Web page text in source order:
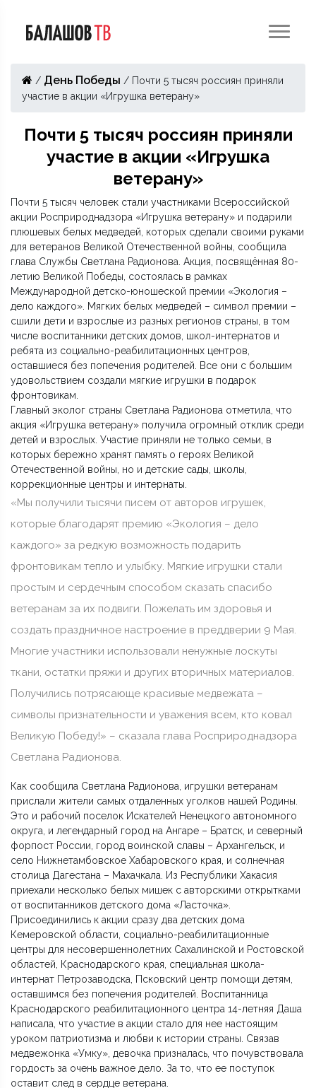
/ День Победы / Почти 5 тысяч россиян приняли
участие в акции «Игрушка ветерану»
Почти 5 тысяч россиян приняли
участие в акции «Игрушка
ветерану»
Почти 5 тысяч человек стали участниками Всероссийской
акции Росприроднадзора «Игрушка ветерану» и подарили
плюшевых белых медведей, которых сделали своими руками
для ветеранов Великой Отечественной войны, сообщила
глава Службы Светлана Радионова. Акция, посвящённая 80-
летию Великой Победы, состоялась в рамках
Международной детско-юношеской премии «Экология –
дело каждого». Мягких белых медведей – символ премии –
сшили дети и взрослые из разных регионов страны, в том
числе воспитанники детских домов, школ-интернатов и
ребята из социально-реабилитационных центров,
оставшиеся без попечения родителей. Все они с большим
удовольствием создали мягкие игрушки в подарок
фронтовикам.
Главный эколог страны Светлана Радионова отметила, что
акция «Игрушка ветерану» получила огромный отклик среди
детей и взрослых. Участие приняли не только семьи, в
которых бережно хранят память о героях Великой
Отечественной войны, но и детские сады, школы,
коррекционные центры и интернаты.
«Мы получили тысячи писем от авторов игрушек,
которые благодарят премию «Экология – дело
каждого» за редкую возможность подарить
фронтовикам тепло и улыбку. Мягкие игрушки стали
простым и сердечным способом сказать спасибо
ветеранам за их подвиги. Пожелать им здоровья и
создать праздничное настроение в преддверии 9 Мая.
Многие участники использовали ненужные лоскуты
ткани, остатки пряжи и других вторичных материалов.
Получились потрясающе красивые медвежата –
символы признательности и уважения всем, кто ковал
Великую Победу!» – сказала глава Росприроднадзора
Светлана Радионова.
Как сообщила Светлана Радионова, игрушки ветеранам
прислали жители самых отдаленных уголков нашей Родины.
Это и рабочий поселок Искателей Ненецкого автономного
округа, и легендарный город на Ангаре – Братск, и северный
форпост России, город воинской славы – Архангельск, и
село Нижнетамбовское Хабаровского края, и солнечная
столица Дагестана – Махачкала. Из Республики Хакасия
приехали несколько белых мишек с авторскими открытками
от воспитанников детского дома «Ласточка».
Присоединились к акции сразу два детских дома
Кемеровской области, социально-реабилитационные
центры для несовершеннолетних Сахалинской и Ростовской
областей, Краснодарского края, специальная школа-
интернат Петрозаводска, Псковский центр помощи детям,
оставшимся без попечения родителей. Воспитанница
Краснодарского реабилитационного центра 14-летняя Даша
написала, что участие в акции стало для нее настоящим
уроком патриотизма и любви к истории страны. Связав
медвежонка «Умку», девочка призналась, что почувствовала
гордость за очень важное дело. За то, что ее поступок
оставит след в сердце ветерана.